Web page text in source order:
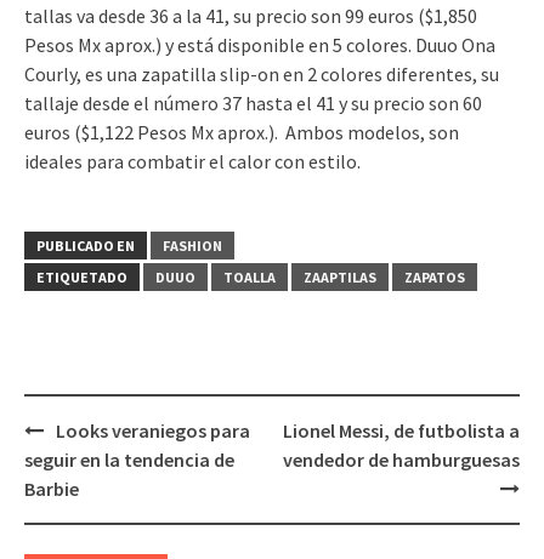
tallas va desde 36 a la 41, su precio son 99 euros ($1,850
Pesos Mx aprox.) y está disponible en 5 colores. Duuo Ona
Courly, es una zapatilla slip-on en 2 colores diferentes, su
tallaje desde el número 37 hasta el 41 y su precio son 60
euros ($1,122 Pesos Mx aprox.). Ambos modelos, son
ideales para combatir el calor con estilo.
PUBLICADO EN
FASHION
ETIQUETADO
DUUO TOALLA ZAAPTILAS ZAPATOS
Navegación
de
entradas
Looks veraniegos para
seguir en la tendencia de
Barbie
Lionel Messi, de futbolista a
vendedor de hamburguesas